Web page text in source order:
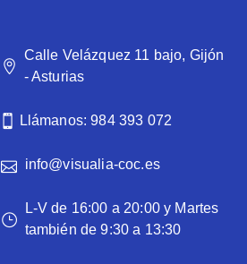
Calle Velázquez 11 bajo, Gijón
- Asturias
Llámanos: 984 393 072
info@visualia-coc.es
L-V de 16:00 a 20:00 y Martes
también de 9:30 a 13:30